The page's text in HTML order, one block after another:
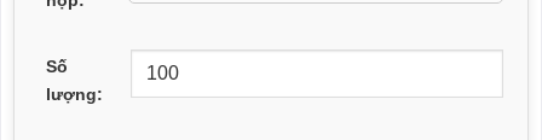
Số
lượng: